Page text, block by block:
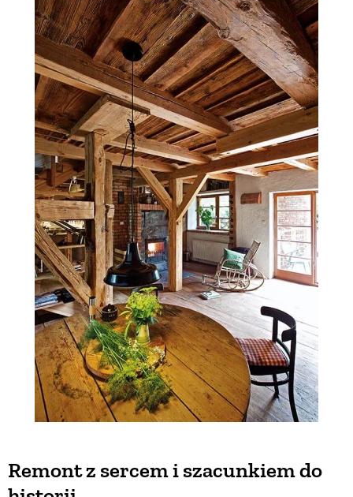
Remont z sercem i szacunkiem do